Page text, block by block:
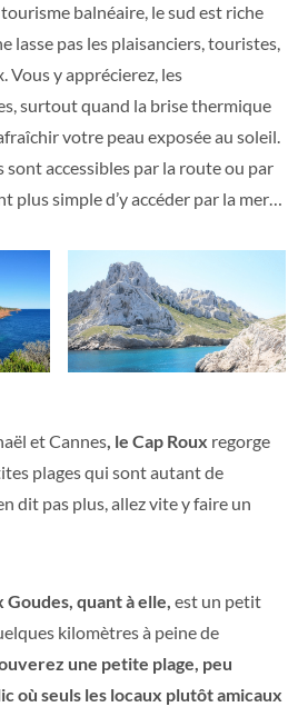
balnéaire, le sud est riche
lasse pas les plaisanciers, touristes,
Vous y apprécierez, les
surtout quand la brise thermique
votre peau exposée au soleil.
sont accessibles par la route ou par
plus simple d’y accéder par la mer…
et Cannes, le Cap Roux regorge
plages qui sont autant de
dit pas plus, allez vite y faire un
Goudes, quant à elle, est un petit
kilomètres à peine de
une petite plage, peu
où seuls les locaux plutôt amicaux